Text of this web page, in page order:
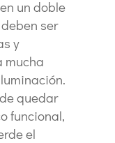
un doble
ser
y
mucha
quedar
funcional,
el